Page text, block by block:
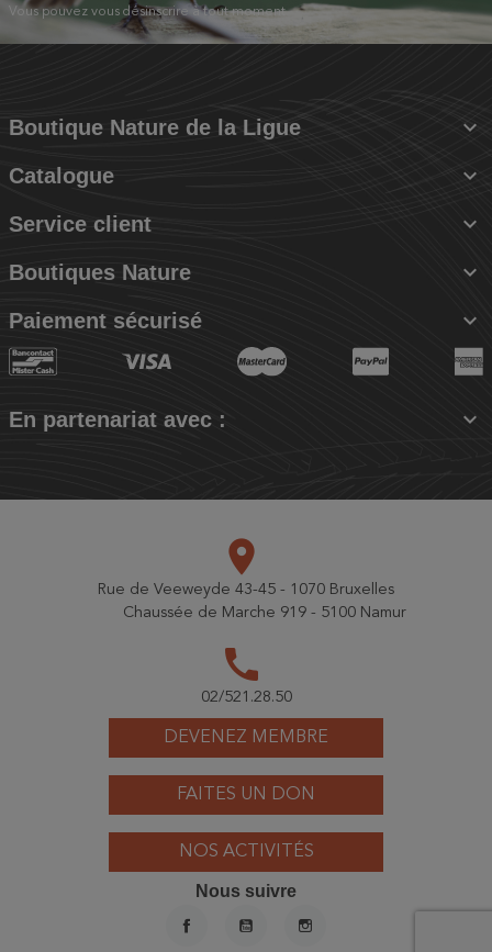
Vous pouvez vous désinscrire à tout moment.
Boutique Nature de la Ligue 
Catalogue 
Service client 
Boutiques Nature 
Paiement sécurisé 
En partenariat avec : 
DEVENEZ MEMBRE
FAITES UN DON
NOS ACTIVITÉS
place
Rue de Veeweyde 43-45 - 1070 Bruxelles
Chaussée de Marche 919 - 5100 Namur
call
02/521.28.50
Nous suivre